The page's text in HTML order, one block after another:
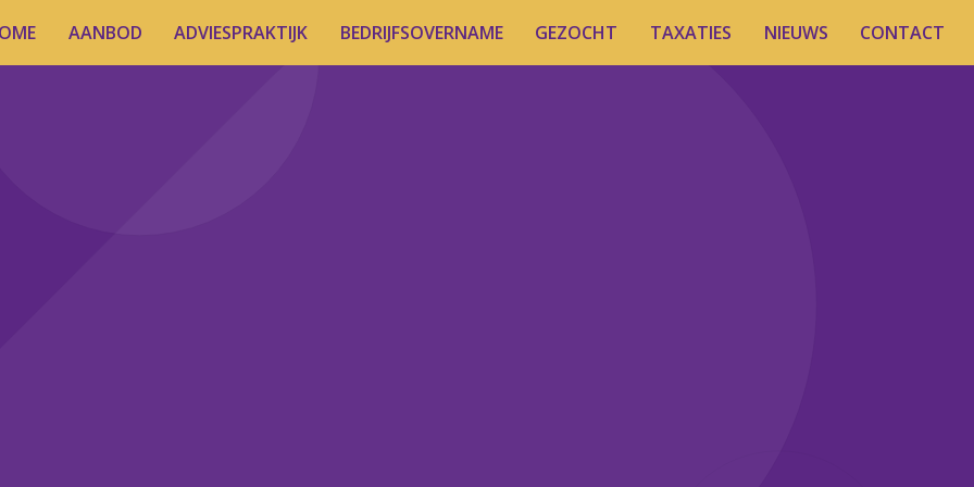
AANBOD ADVIESPRAKTIJK BEDRIJFSOVERNAME GEZOCHT TAXATIES NIEUWS CONTACT